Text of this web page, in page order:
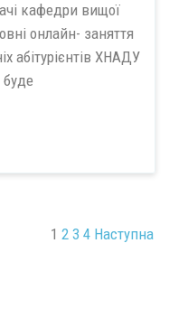
кафедри вищої
онлайн- заняття
абітурієнтів ХНАДУ
1 2 3 4 Наступна